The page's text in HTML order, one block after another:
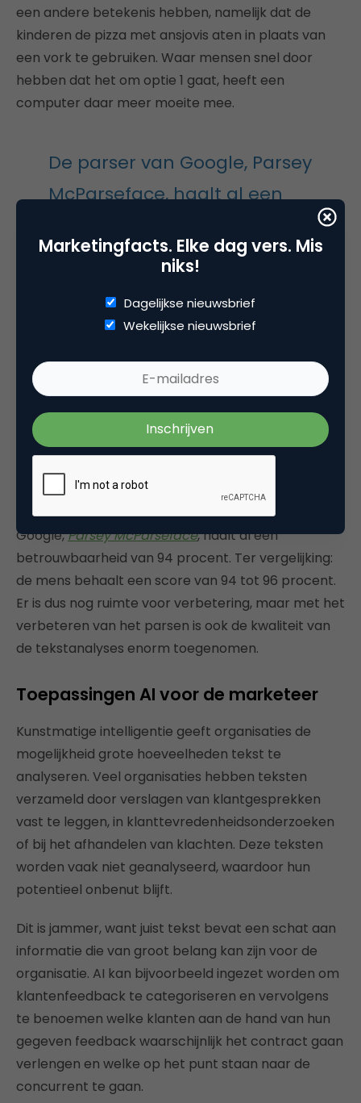
een andere betekenis hebben, namelijk dat de
kinderen de pizza met ansjovis aten in plaats van
een vork te gebruiken. Waar mensen snel door
hebben dat het om optie 1 gaat, heeft een
computer daar meer moeite mee.
De parser van Google, Parsey
McParseface, haalt al een
procent.
Wat het ontleden van zinnen voor een computer zo
moeilijk maakt, is dat bij een zin van zo’n 20 à 30
woorden een groot aantal interpretaties mogelijk is.
Een parser moet al die mogelijkheden onderzoeken
waarschijnlijke betekenis vaststellen.
networks, is de kwaliteit van het parsen op een
compleet nieuw niveau gebracht. De parser van
Google,Parsey McParseface, haalt al een
betrouwbaarheid van 94 procent. Ter vergelijking:
de mens behaalt een score van 94 tot 96 procent.
Er is dus nog ruimte voor verbetering, maar met het
verbeteren van het parsen is ook de kwaliteit van
de tekstanalyses enorm toegenomen.
Toepassingen AI voor de marketeer
Kunstmatige intelligentie geeft organisaties de
mogelijkheid grote hoeveelheden tekst te
analyseren. Veel organisaties hebben teksten
verzameld door verslagen van klantgesprekken
vast te leggen, in klanttevredenheidsonderzoeken
of bij het afhandelen van klachten. Deze teksten
worden vaak niet geanalyseerd, waardoor hun
potentieel onbenut blijft.
Dit is jammer, want juist tekst bevat een schat aan
informatie die van groot belang kan zijn voor de
organisatie. AI kan bijvoorbeeld ingezet worden om
klantenfeedback te categoriseren en vervolgens
te benoemen welke klanten aan de hand van hun
gegeven feedback waarschijnlijk het contract gaan
verlengen en welke op het punt staan naar de
concurrent te gaan.
Marketingfacts. Elke dag vers. Mis
niks!
Dagelijkse nieuwsbrief
Wekelijkse nieuwsbrief